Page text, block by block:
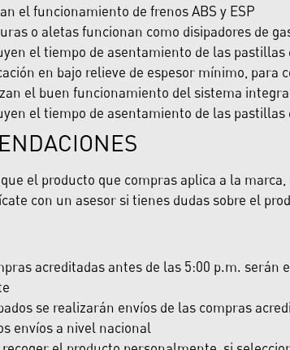
el funcionamiento de frenos ABS y ESP
o aletas funcionan como disipadores de
el tiempo de asentamiento de las pastillas
en bajo relieve de espesor mínimo, para
el buen funcionamiento del sistema
el tiempo de asentamiento de las pastillas
el producto que compras aplica a la
con un asesor si tienes dudas sobre el
acreditadas antes de las 5:00 p.m. serán
se realizarán envíos de las compras
envíos a nivel nacional